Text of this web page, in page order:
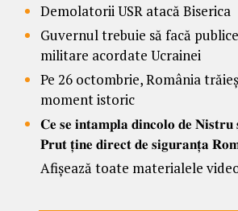
Demolatorii USR atacă Biserica
Guvernul trebuie să facă
militare acordate Ucrainei
Pe 26 octombrie, România
moment istoric
𝐂𝐞 𝐬𝐞 𝐢𝐧𝐭𝐚𝐦𝐩𝐥𝐚 𝐝𝐢𝐧𝐜𝐨𝐥𝐨 𝐝𝐞 𝐍𝐢𝐬𝐭𝐫𝐮
𝐏𝐫𝐮𝐭 𝐭̦𝐢𝐧𝐞 𝐝𝐢𝐫𝐞𝐜𝐭 𝐝𝐞 𝐬𝐢𝐠𝐮𝐫𝐚𝐧𝐭̦𝐚
Afișează toate materialele